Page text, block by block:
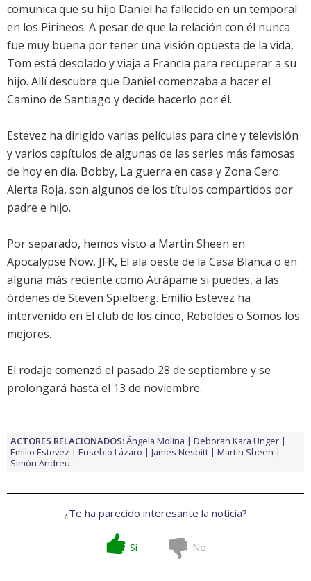
comunica que su hijo Daniel ha fallecido en un temporal
en los Pirineos. A pesar de que la relación con él nunca
fue muy buena por tener una visión opuesta de la vida,
Tom está desolado y viaja a Francia para recuperar a su
hijo. Allí descubre que Daniel comenzaba a hacer el
Camino de Santiago y decide hacerlo por él.
Estevez ha dirigido varias películas para cine y televisión
y varios capítulos de algunas de las series más famosas
de hoy en día. Bobby, La guerra en casa y Zona Cero:
Alerta Roja, son algunos de los títulos compartidos por
padre e hijo.
Por separado, hemos visto a Martin Sheen en
Apocalypse Now, JFK, El ala oeste de la Casa Blanca o en
alguna más reciente como Atrápame si puedes, a las
órdenes de Steven Spielberg. Emilio Estevez ha
intervenido en El club de los cinco, Rebeldes o Somos los
mejores.
El rodaje comenzó el pasado 28 de septiembre y se
prolongará hasta el 13 de noviembre.
ACTORES RELACIONADOS:Ángela Molina
Deborah Kara Unger
Emilio Estevez
Eusebio Lázaro James Nesbitt
Martin Sheen
Simón Andreu
¿Te ha parecido interesante la noticia?
Si No